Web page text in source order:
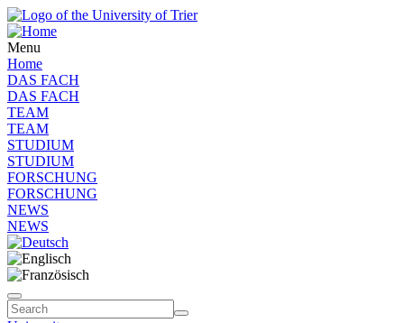
Menu
Home
DAS FACH
DAS FACH
TEAM
TEAM
STUDIUM
STUDIUM
FORSCHUNG
FORSCHUNG
NEWS
NEWS